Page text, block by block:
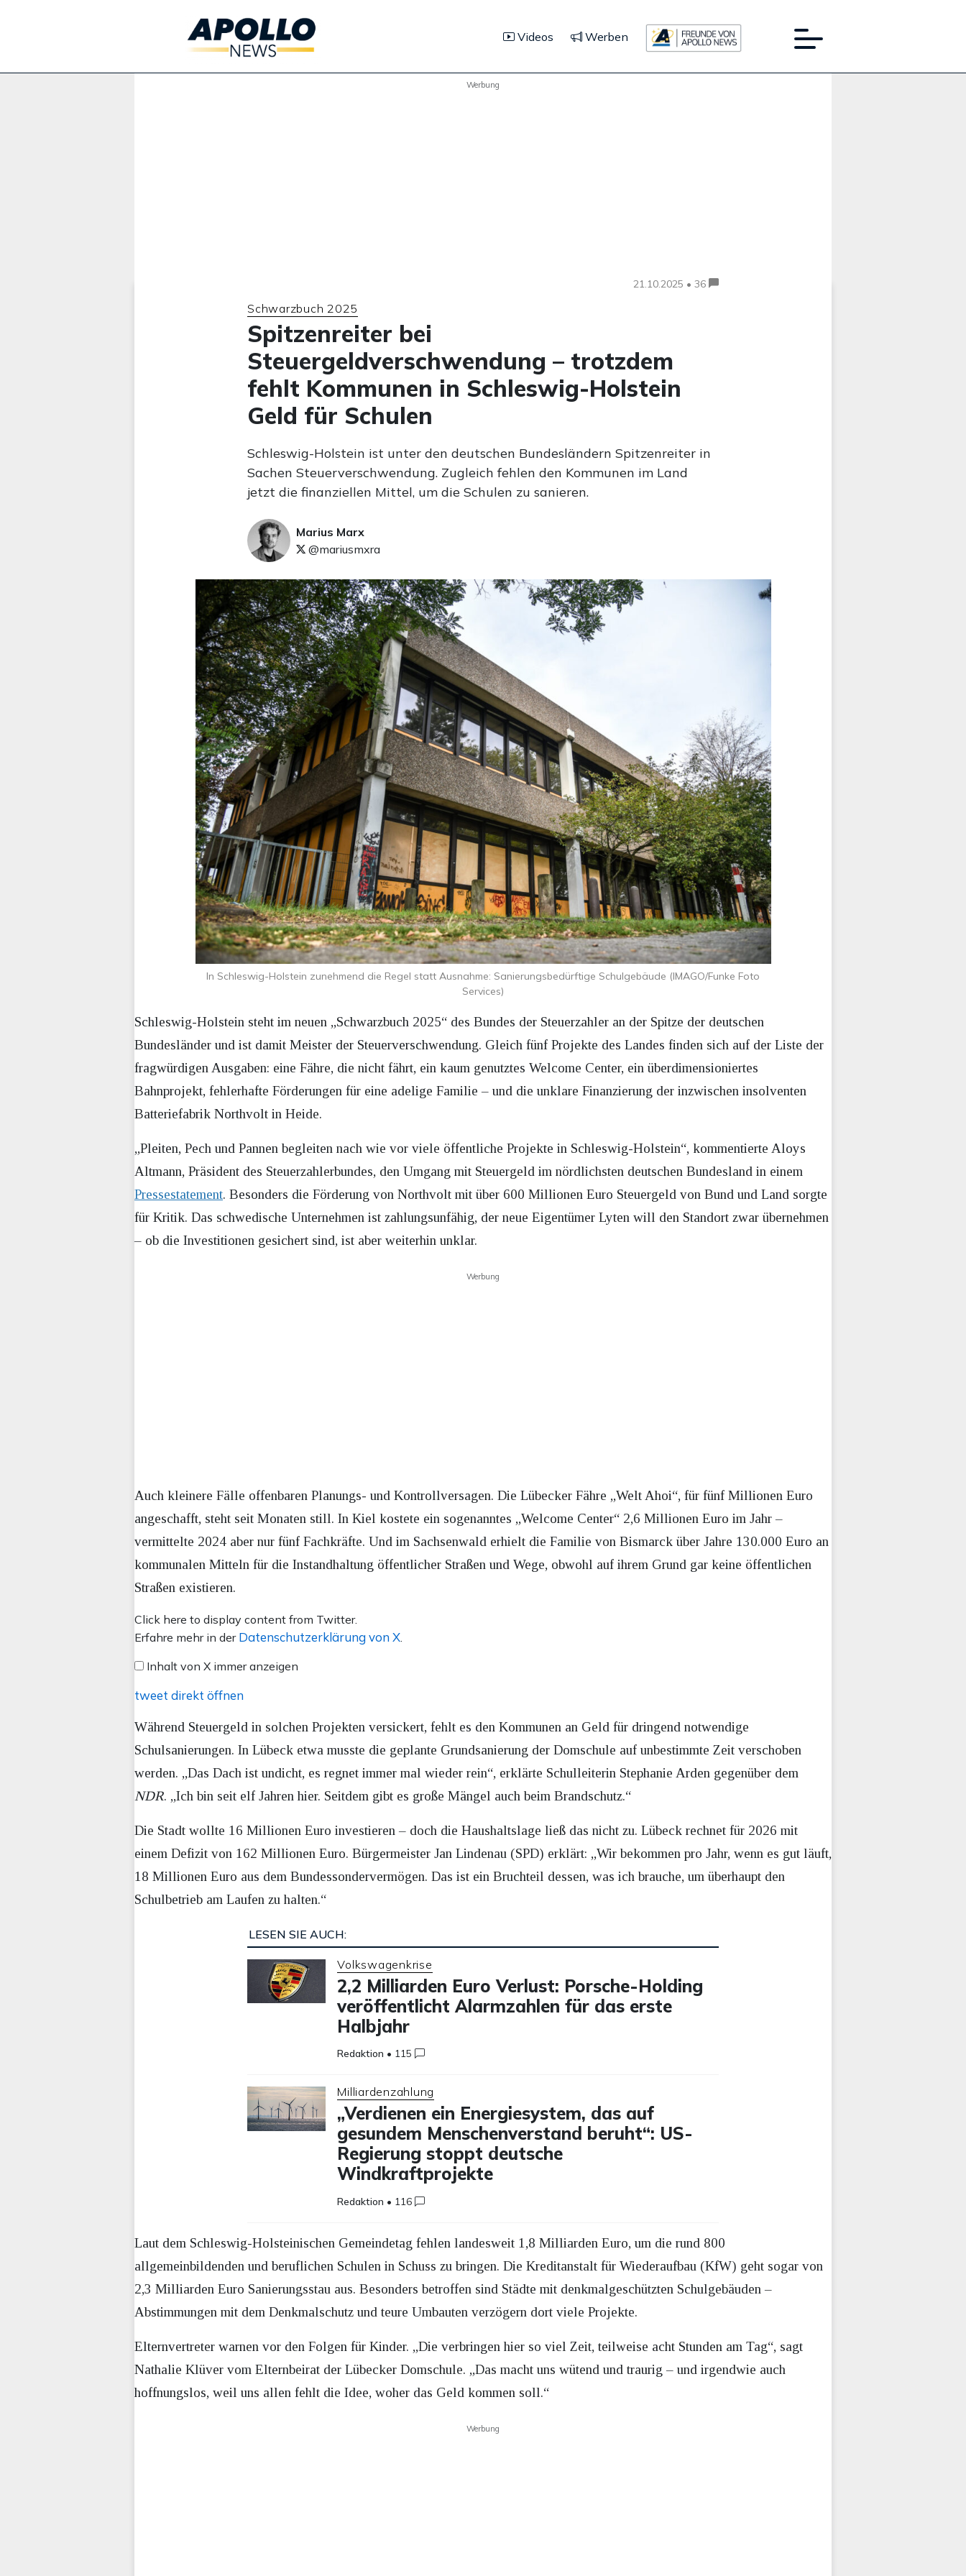
Videos Werben
Werbung
21.10.2025 • 36
Schwarzbuch 2025
Spitzenreiter bei
Steuergeldverschwendung – trotzdem
fehlt Kommunen in Schleswig-Holstein
Geld für Schulen
Schleswig-Holstein ist unter den deutschen Bundesländern Spitzenreiter in
Sachen Steuerverschwendung. Zugleich fehlen den Kommunen im Land
jetzt die finanziellen Mittel, um die Schulen zu sanieren.
Marius Marx
@mariusmxra
In Schleswig-Holstein zunehmend die Regel statt Ausnahme: Sanierungsbedürftige Schulgebäude (IMAGO/Funke Foto
Services)
Schleswig-Holstein steht im neuen „Schwarzbuch 2025“ des Bundes der Steuerzahler an der Spitze der deutschen
Bundesländer und ist damit Meister der Steuerverschwendung. Gleich fünf Projekte des Landes finden sich auf der Liste der
fragwürdigen Ausgaben: eine Fähre, die nicht fährt, ein kaum genutztes Welcome Center, ein überdimensioniertes
Bahnprojekt, fehlerhafte Förderungen für eine adelige Familie – und die unklare Finanzierung der inzwischen insolventen
Batteriefabrik Northvolt in Heide.
„Pleiten, Pech und Pannen begleiten nach wie vor viele öffentliche Projekte in Schleswig-Holstein“, kommentierte Aloys
Altmann, Präsident des Steuerzahlerbundes, den Umgang mit Steuergeld im nördlichsten deutschen Bundesland in einem
Pressestatement. Besonders die Förderung von Northvolt mit über 600 Millionen Euro Steuergeld von Bund und Land sorgte
für Kritik. Das schwedische Unternehmen ist zahlungsunfähig, der neue Eigentümer Lyten will den Standort zwar übernehmen
– ob die Investitionen gesichert sind, ist aber weiterhin unklar.
Werbung
Auch kleinere Fälle offenbaren Planungs- und Kontrollversagen. Die Lübecker Fähre „Welt Ahoi“, für fünf Millionen Euro
angeschafft, steht seit Monaten still. In Kiel kostete ein sogenanntes „Welcome Center“ 2,6 Millionen Euro im Jahr –
vermittelte 2024 aber nur fünf Fachkräfte. Und im Sachsenwald erhielt die Familie von Bismarck über Jahre 130.000 Euro an
kommunalen Mitteln für die Instandhaltung öffentlicher Straßen und Wege, obwohl auf ihrem Grund gar keine öffentlichen
Straßen existieren.
Inhalt
von
anzeigen
Click here to display content from Twitter.
Erfahre mehr in der Datenschutzerklärung von X
Inhalt von X immer anzeigen
tweet direkt öffnen
Während Steuergeld in solchen Projekten versickert, fehlt es den Kommunen an Geld für dringend notwendige
Schulsanierungen. In Lübeck etwa musste die geplante Grundsanierung der Domschule auf unbestimmte Zeit verschoben
werden. „Das Dach ist undicht, es regnet immer mal wieder rein“, erklärte Schulleiterin Stephanie Arden gegenüber dem
NDR. „Ich bin seit elf Jahren hier. Seitdem gibt es große Mängel auch beim Brandschutz.“
Die Stadt wollte 16 Millionen Euro investieren – doch die Haushaltslage ließ das nicht zu. Lübeck rechnet für 2026 mit
einem Defizit von 162 Millionen Euro. Bürgermeister Jan Lindenau (SPD) erklärt: „Wir bekommen pro Jahr, wenn es gut läuft,
18 Millionen Euro aus dem Bundessondervermögen. Das ist ein Bruchteil dessen, was ich brauche, um überhaupt den
Schulbetrieb am Laufen zu halten.“
LESEN SIE AUCH:
Volkswagenkrise
2,2 Milliarden Euro Verlust: Porsche-Holding
veröffentlicht Alarmzahlen für das erste
Halbjahr
Redaktion • 115
Milliardenzahlung
„Verdienen ein Energiesystem, das auf
gesundem Menschenverstand beruht“: US-
Regierung stoppt deutsche
Windkraftprojekte
Redaktion • 116
Laut dem Schleswig-Holsteinischen Gemeindetag fehlen landesweit 1,8 Milliarden Euro, um die rund 800
allgemeinbildenden und beruflichen Schulen in Schuss zu bringen. Die Kreditanstalt für Wiederaufbau (KfW) geht sogar von
2,3 Milliarden Euro Sanierungsstau aus. Besonders betroffen sind Städte mit denkmalgeschützten Schulgebäuden –
Abstimmungen mit dem Denkmalschutz und teure Umbauten verzögern dort viele Projekte.
Elternvertreter warnen vor den Folgen für Kinder. „Die verbringen hier so viel Zeit, teilweise acht Stunden am Tag“, sagt
Nathalie Klüver vom Elternbeirat der Lübecker Domschule. „Das macht uns wütend und traurig – und irgendwie auch
hoffnungslos, weil uns allen fehlt die Idee, woher das Geld kommen soll.“
Werbung